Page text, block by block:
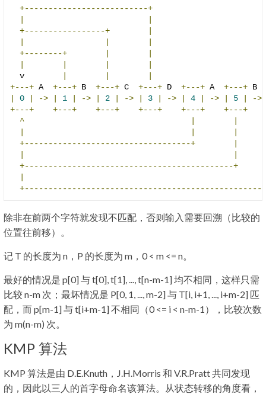
+--------------------------+
+-----------------+
+--------+
  v
+---+ A +---+ B +---+ C +---+ D +---+ A +---+ B
0 -> 1 -> 2 -> 3 -> 4 -> 5
->
+---+
+---+ +---+ +---+ +---+
+---+
^
+-----------------------------------+
+--------------------------------------------+
除非在前两个字符就发现不匹配，否则输入需要回溯（比较的
位置往前移）。
记 T 的长度为 n，P 的长度为 m，0 < m <= n。
最好的情况是 p[0] 与 t[0], t[1], ..., t[n-m-1] 均不相同，这样只需
比较 n-m 次；最坏情况是 P[0, 1, ..., m-2] 与 T[i, i+1, ..., i+m-2] 匹
配，而 p[m-1] 与 t[i+m-1] 不相同（0 <= i < n-m-1），比较次数
为 m(n-m) 次。
KMP 算法
KMP 算法是由 D.E.Knuth，J.H.Morris 和 V.R.Pratt 共同发现
的，因此以三人的首字母命名该算法。从状态转移的角度看，